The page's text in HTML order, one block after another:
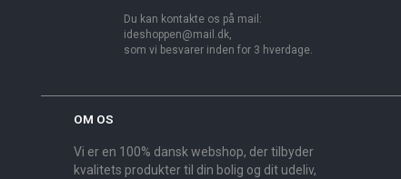
Du kan kontakte os på mail:
ideshoppen@mail.dk,
som vi besvarer inden for 3 hverdage.
OM OS
Vi er en 100% dansk webshop, der tilbyder
kvalitets produkter til din bolig og dit udeliv,